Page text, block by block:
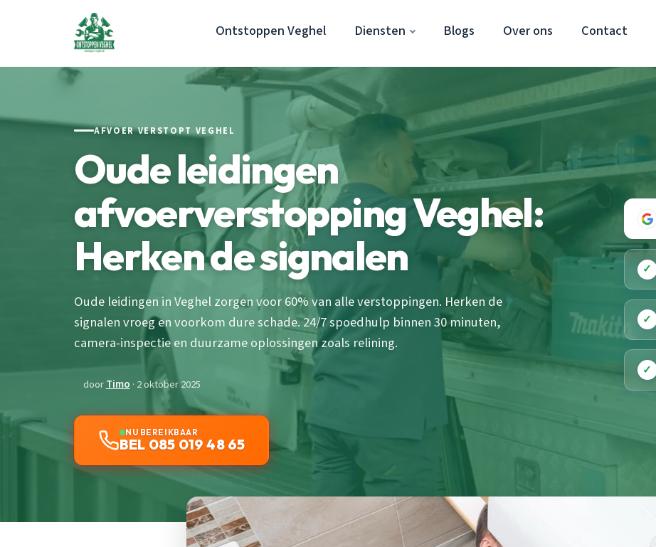
Ontstoppen Veghel Diensten Blogs Over ons Contact
AFVOER VERSTOPT VEGHEL
Oude leidingen
afvoerverstopping Veghel:
Herken de signalen
Oude leidingen in Veghel zorgen voor 60% van alle verstoppingen. Herken de
signalen vroeg en voorkom dure schade. 24/7 spoedhulp binnen 30 minuten,
camera-inspectie en duurzame oplossingen zoals relining.
doorTimo · 2 oktober 2025
NU BEREIKBAAR
BEL 085 019 48 65
✓
✓
✓